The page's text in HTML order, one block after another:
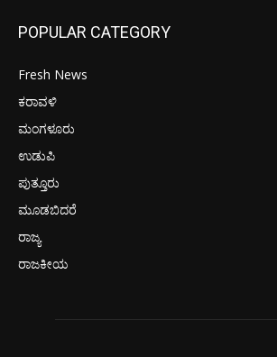
POPULAR CATEGORY
Fresh News
ಕರಾವಳಿ
ಮಂಗಳೂರು
ಉಡುಪಿ
ಪುತ್ತೂರು
ಮೂಡಬಿದರೆ
ರಾಜ್ಯ
ರಾಜಕೀಯ